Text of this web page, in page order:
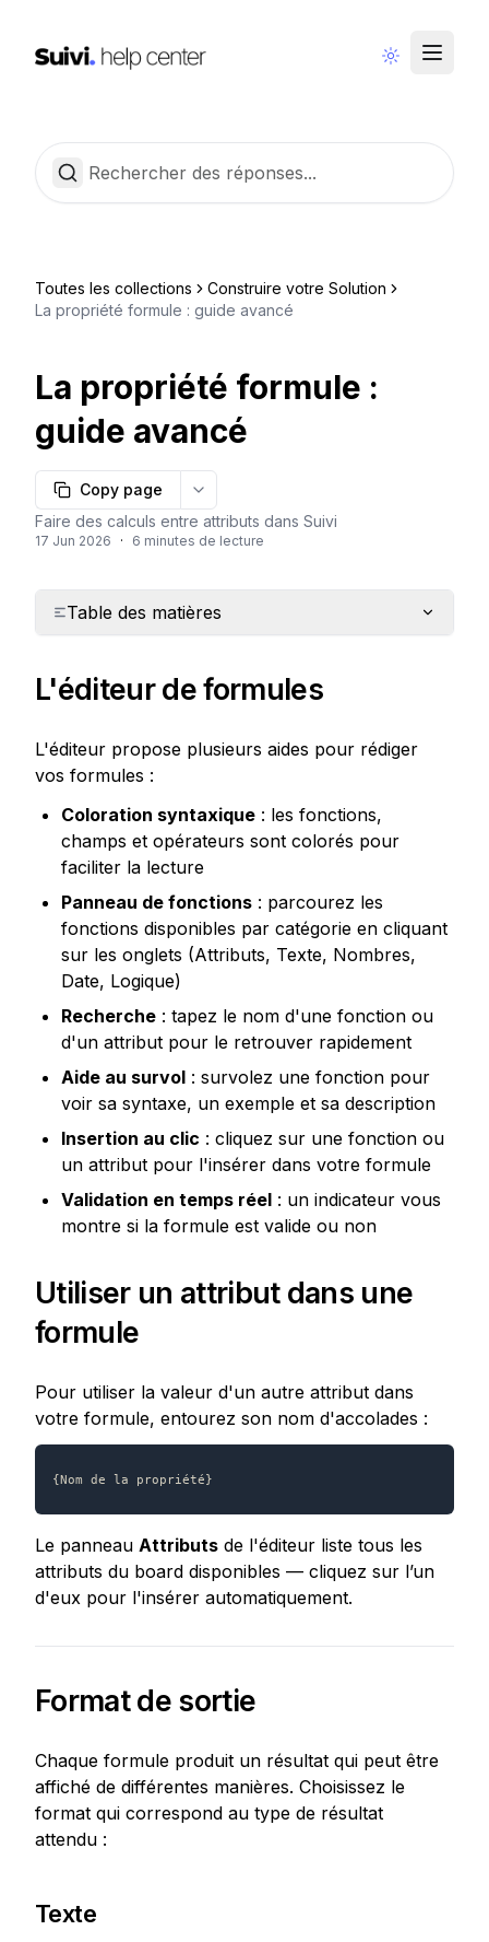
Français
Toutes les collections
Construire votre Solution
La propriété formule : guide avancé
La propriété formule :
guide avancé
Copy page
More options
Faire des calculs entre attributs dans Suivi
17 Jun 2026 · 6 minutes de lecture
Table des matières
L'éditeur de formules
L'éditeur propose plusieurs aides pour rédiger
vos formules :
Coloration syntaxique : les fonctions,
champs et opérateurs sont colorés pour
faciliter la lecture
Panneau de fonctions : parcourez les
fonctions disponibles par catégorie en cliquant
sur les onglets (Attributs, Texte, Nombres,
Date, Logique)
Recherche : tapez le nom d'une fonction ou
d'un attribut pour le retrouver rapidement
Aide au survol : survolez une fonction pour
voir sa syntaxe, un exemple et sa description
Insertion au clic : cliquez sur une fonction ou
un attribut pour l'insérer dans votre formule
Validation en temps réel : un indicateur vous
montre si la formule est valide ou non
Utiliser un attribut dans une
formule
Pour utiliser la valeur d'un autre attribut dans
votre formule, entourez son nom d'accolades :
{Nom de la propriété}
Le panneau Attributs de l'éditeur liste tous les
attributs du board disponibles — cliquez sur l’un
d'eux pour l'insérer automatiquement.
Format de sortie
Chaque formule produit un résultat qui peut être
affiché de différentes manières. Choisissez le
format qui correspond au type de résultat
attendu :
Texte